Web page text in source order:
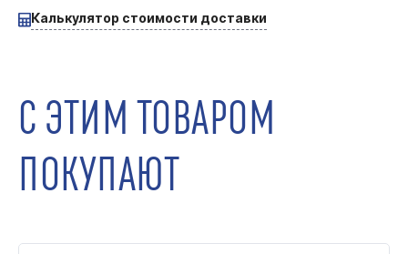
Калькулятор стоимости доставки
С ЭТИМ ТОВАРОМ
ПОКУПАЮТ